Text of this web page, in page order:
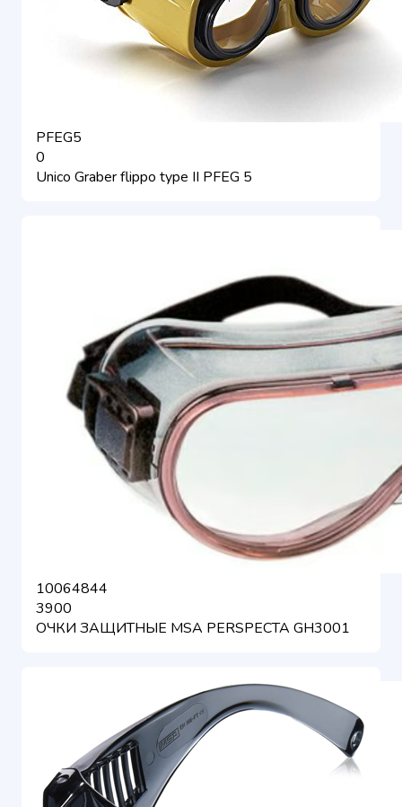
PFEG5
0
Unico Graber flippo type II PFEG 5
10064844
3900
ОЧКИ ЗАЩИТНЫЕ MSA PERSPECTA GH3001